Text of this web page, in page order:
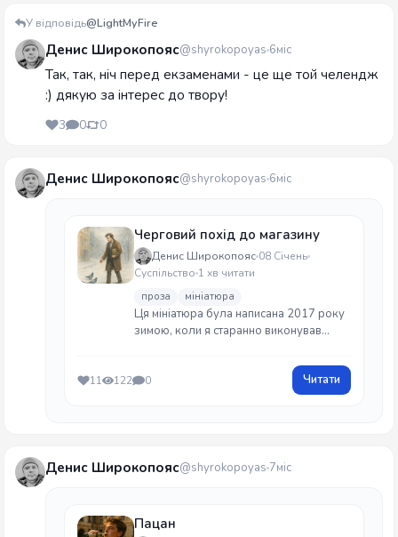
У відповідь@LightMyFire
Денис Широкопояс@shyrokopoyas 6міс
Так, так, ніч перед екзаменами - це ще той челендж
:) дякую за інтерес до твору!
3 0 0
Денис Широкопояс@shyrokopoyas 6міс
Черговий похід до магазину
Денис Широкопояс 08 Січень
Суспільство 1 хв читати
проза мініатюра
Ця мініатюра була написана 2017 року
зимою, коли я старанно виконував
що оплата була мізерна, я волів
влаштуватися касиром до
11 122 0 Читати
Денис Широкопояс@shyrokopoyas 7міс
Пацан